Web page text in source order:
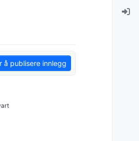
å publisere innlegg